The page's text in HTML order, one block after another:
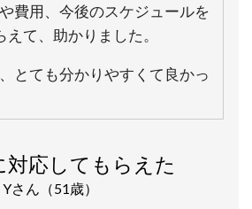
費用、今後のスケジュールを
て、助かりました。
とても分かりやすくて良かっ
対応してもらえた
ん（51歳）